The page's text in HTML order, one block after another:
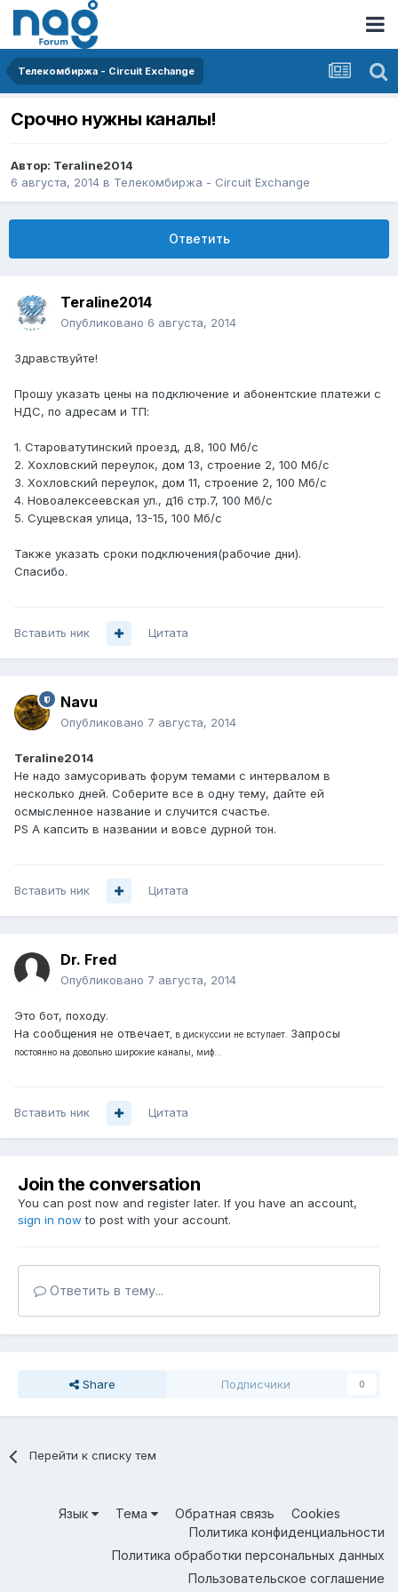
Телекомбиржа - Circuit Exchange
Срочно нужны каналы!
Автор: Teraline2014
6 августа, 2014 в Телекомбиржа - Circuit Exchange
Ответить
Teraline2014
Опубликовано 6 августа, 2014
Здравствуйте!
Прошу указать цены на подключение и абонентские платежи с
НДС, по адресам и ТП:
1. Староватутинский проезд, д.8, 100 Мб/с
2. Хохловский переулок, дом 13, строение 2, 100 Мб/с
3. Хохловский переулок, дом 11, строение 2, 100 Мб/с
4. Новоалексеевская ул., д16 стр.7, 100 Мб/с
5. Сущевская улица, 13-15, 100 Мб/с
Также указать сроки подключения(рабочие дни).
Спасибо.
Вставить ник Цитата
Navu
Опубликовано 7 августа, 2014
Teraline2014
Не надо замусоривать форум темами с интервалом в
несколько дней. Соберите все в одну тему, дайте ей
осмысленное название и случится счастье.
PS А капсить в названии и вовсе дурной тон.
Вставить ник Цитата
Dr. Fred
Опубликовано 7 августа, 2014
Это бот, походу.
На сообщения не отвечает, в дискуссии не вступает. Запросы
постоянно на довольно широкие каналы, миф...
Вставить ник Цитата
Join the conversation
You can post now and register later. If you have an account,
sign in now to post with your account.
Ответить в тему...
Share Подписчики 0
Перейти к списку тем
Язык Тема Обратная связь
Cookies
Политика конфиденциальности
Политика обработки персональных данных
Пользовательское соглашение